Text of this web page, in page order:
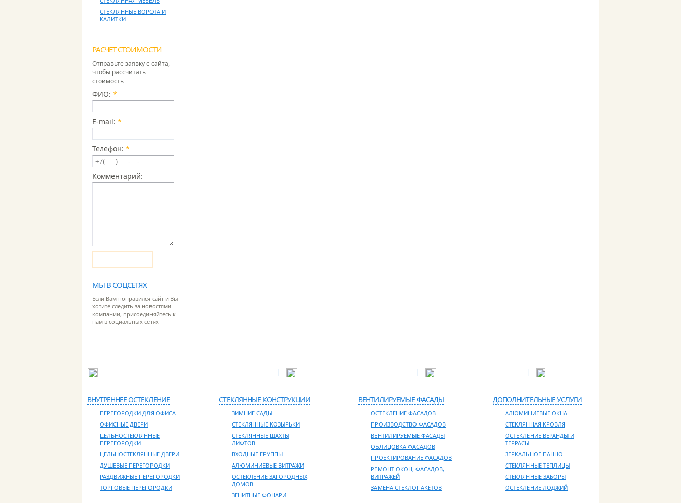
СТЕКЛЯННЫЕ ВОРОТА И
КАЛИТКИ
РАСЧЕТ СТОИМОСТИ
Отправьте заявку с сайта,
чтобы рассчитать
стоимость
ФИО: *
E-mail: *
Телефон: *
Комментарий:
МЫ В СОЦСЕТЯХ
Если Вам понравился сайт и Вы
хотите следить за новостями
компании, присоединяйтесь к
нам в социальных сетях
ВНУТРЕННЕЕ ОСТЕКЛЕНИЕ
ПЕРЕГОРОДКИ ДЛЯ ОФИСА
ОФИСНЫЕ ДВЕРИ
ЦЕЛЬНОСТЕКЛЯННЫЕ
ПЕРЕГОРОДКИ
ЦЕЛЬНОСТЕКЛЯННЫЕ ДВЕРИ
ДУШЕВЫЕ ПЕРЕГОРОДКИ
РАЗДВИЖНЫЕ ПЕРЕГОРОДКИ
ТОРГОВЫЕ ПЕРЕГОРОДКИ
СТЕКЛЯННЫЕ КОНСТРУКЦИИ
ЗИМНИЕ САДЫ
СТЕКЛЯННЫЕ КОЗЫРЬКИ
СТЕКЛЯННЫЕ ШАХТЫ
ЛИФТОВ
ВХОДНЫЕ ГРУППЫ
АЛЮМИНИЕВЫЕ ВИТРАЖИ
ОСТЕКЛЕНИЕ ЗАГОРОДНЫХ
ДОМОВ
ЗЕНИТНЫЕ ФОНАРИ
ВЕНТИЛИРУЕМЫЕ ФАСАДЫ
ОСТЕКЛЕНИЕ ФАСАДОВ
ПРОИЗВОДСТВО ФАСАДОВ
ВЕНТИЛИРУЕМЫЕ ФАСАДЫ
ОБЛИЦОВКА ФАСАДОВ
ПРОЕКТИРОВАНИЕ ФАСАДОВ
РЕМОНТ ОКОН, ФАСАДОВ,
ВИТРАЖЕЙ
ЗАМЕНА СТЕКЛОПАКЕТОВ
ДОПОЛНИТЕЛЬНЫЕ УСЛУГИ
АЛЮМИНИЕВЫЕ ОКНА
СТЕКЛЯННАЯ КРОВЛЯ
ОСТЕКЛЕНИЕ ВЕРАНДЫ И
ТЕРРАСЫ
ЗЕРКАЛЬНОЕ ПАННО
СТЕКЛЯННЫЕ ТЕПЛИЦЫ
СТЕКЛЯННЫЕ ЗАБОРЫ
ОСТЕКЛЕНИЕ ЛОДЖИЙ